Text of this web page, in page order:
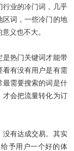
行业的冷门词，几乎
区词，一些冷门的地
义也不大。
热门关键词才能带
看有没有用户是有需
最需要搜索的词是什
才会把流量转化为订
有达成交易。其实
予用户一个好的体